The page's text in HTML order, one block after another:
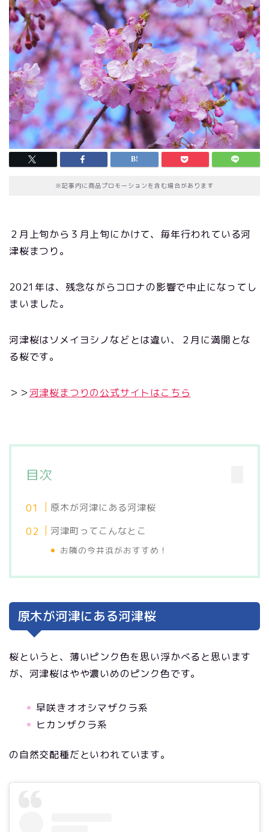
※記事内に商品プロモーションを含む場合があります
２月上旬から３月上旬にかけて、毎年行われている河
津桜まつり。
2021年は、残念ながらコロナの影響で中止になってし
まいました。
河津桜はソメイヨシノなどとは違い、２月に満開とな
る桜です。
＞＞河津桜まつりの公式サイトはこちら
目次
原木が河津にある河津桜
河津町ってこんなとこ
お隣の今井浜がおすすめ！
原木が河津にある河津桜
桜というと、薄いピンク色を思い浮かべると思います
が、河津桜はやや濃いめのピンク色です。
早咲きオオシマザクラ系
ヒカンザクラ系
の自然交配種だといわれています。